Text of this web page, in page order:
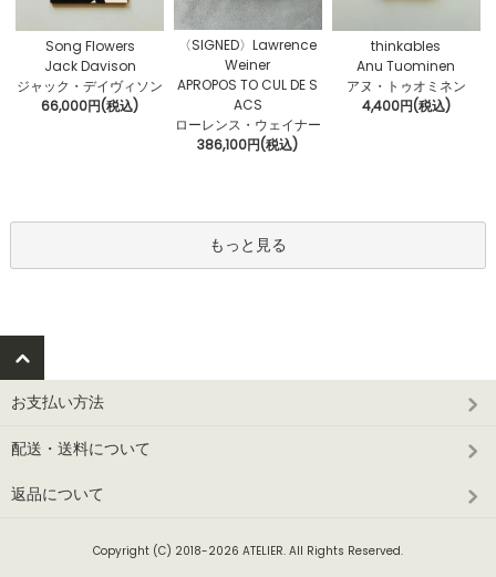
Song Flowers
Jack Davison
ジャック・デイヴィソン
66,000円(税込)
〈SIGNED〉Lawrence
Weiner
APROPOS TO CUL DE S
ACS
ローレンス・ウェイナー
386,100円(税込)
thinkables
Anu Tuominen
アヌ・トゥオミネン
4,400円(税込)
もっと見る
お支払い方法
配送・送料について
返品について
Copyright (C) 2018-2026 ATELIER. All Rights Reserved.